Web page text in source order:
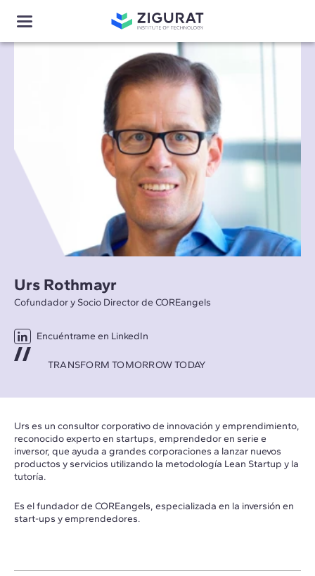
Urs Rothmayr
Cofundador y Socio Director de COREangels
Encuéntrame en LinkedIn
TRANSFORM TOMORROW TODAY
Urs es un consultor corporativo de innovación y emprendimiento,
reconocido experto en startups, emprendedor en serie e
inversor, que ayuda a grandes corporaciones a lanzar nuevos
productos y servicios utilizando la metodología Lean Startup y la
tutoría.
Es el fundador de COREangels, especializada en la inversión en
start-ups y emprendedores.